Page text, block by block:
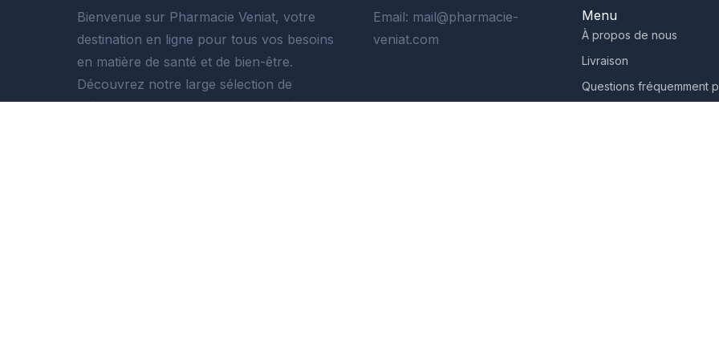
Bienvenue sur Pharmacie Veniat, votre
destination en ligne pour tous vos besoins
en matière de santé et de bien-être.
Découvrez notre large sélection de
médicaments, de produits de beauté et de
Email: mail@pharmacie-
veniat.com
Menu
À propos de nous
Livraison
Questions fréquemment